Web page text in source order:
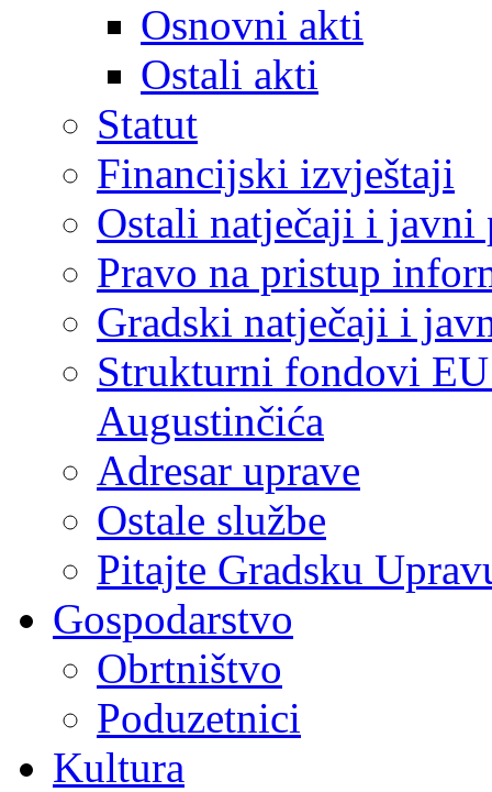
Osnovni akti
Ostali akti
Statut
Financijski izvještaji
Ostali natječaji i javni
Pravo na pristup
Gradski natječaji i
Strukturni fondovi
Augustinčića
Adresar uprave
Ostale službe
Pitajte Gradsku
Gospodarstvo
Obrtništvo
Poduzetnici
Kultura